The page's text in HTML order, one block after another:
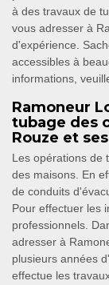
à des travaux de
vous adresser à
d'expérience.
accessibles à
informations,
Ramoneur
tubage des
Rouze et
Les opérations de
des maisons. En
de conduits
Pour effectuer les
professionnels.
adresser à
plusieurs années
effectue les